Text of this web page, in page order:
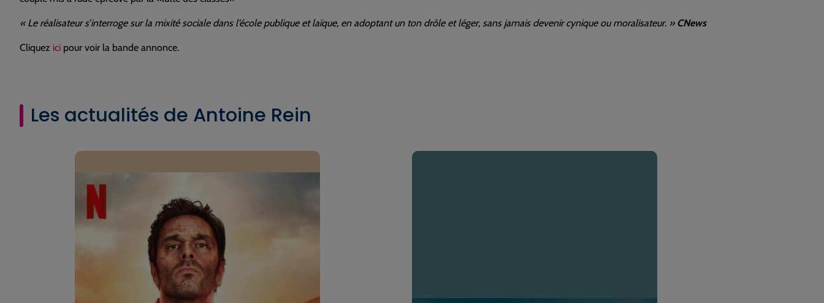
« Le réalisateur s’interroge sur la mixité sociale dans l’école publique et laïque, en adoptant un ton drôle et léger, sans jamais devenir cynique ou moralisateur. » CNews
Cliquez ici pour voir la bande annonce.
Les actualités de Antoine Rein